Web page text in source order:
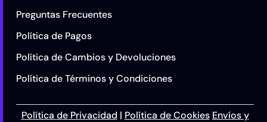
Preguntas Frecuentes
Política de Pagos
Política de Cambios y Devoluciones
Política de Términos y Condiciones
Política de Privacidad | Política de Cookies Envíos y